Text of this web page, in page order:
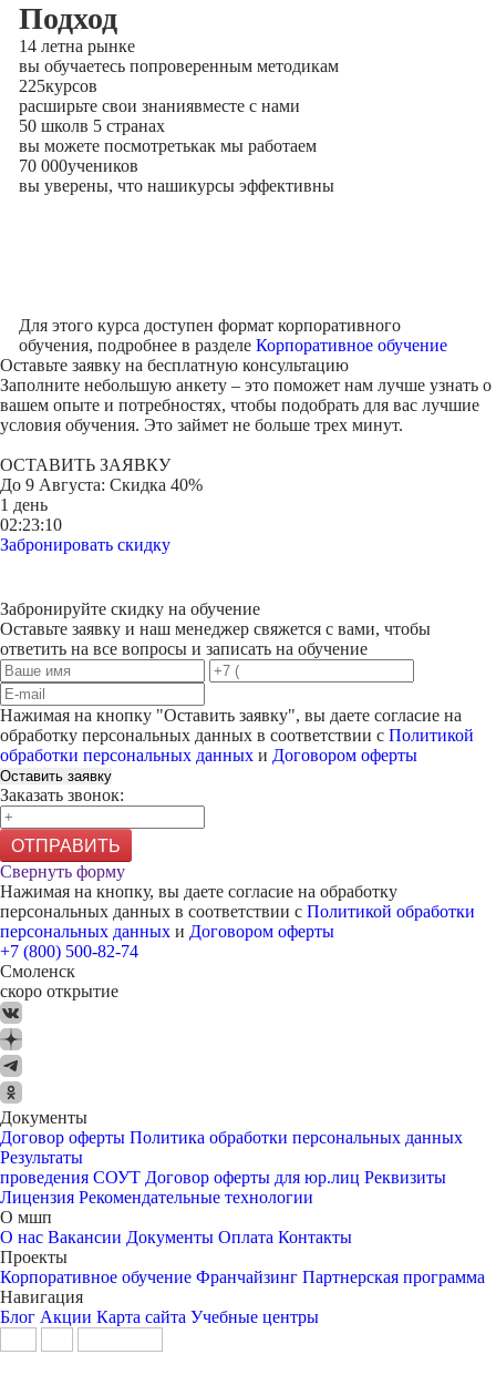
Подход
14 летна рынке
вы обучаетесь попроверенным методикам
225курсов
расширьте свои знаниявместе с нами
50 школв 5 странах
вы можете посмотретькак мы работаем
70 000учеников
вы уверены, что нашикурсы эффективны
Для этого курса доступен формат корпоративного
обучения, подробнее в разделе Корпоративное обучение
Оставьте заявку на бесплатную консультацию
Заполните небольшую анкету – это поможет нам лучше узнать о
вашем опыте и потребностях, чтобы подобрать для вас лучшие
условия обучения. Это займет не больше трех минут.
ОСТАВИТЬ ЗАЯВКУ
До 9 Августа: Скидка 40%
1 день
02:23:10
Забронировать скидку
Забронируйте скидку на обучение
Оставьте заявку и наш менеджер свяжется с вами, чтобы
ответить на все вопросы и записать на обучение
Нажимая на кнопку "Оставить заявку", вы даете согласие на
обработку персональных данных в соответствии с Политикой
обработки персональных данных и Договором оферты
Оставить заявку
Заказать звонок:
ОТПРАВИТЬ
Свернуть форму
Нажимая на кнопку, вы даете согласие на обработку
персональных данных в соответствии с Политикой обработки
персональных данных и Договором оферты
+7 (800) 500-82-74
Смоленск
скоро открытие
Документы
Договор оферты Политика обработки персональных данных
Результаты
проведения СОУТ Договор оферты для юр.лиц Реквизиты
Лицензия Рекомендательные технологии
О мшп
О нас Вакансии Документы Оплата Контакты
Проекты
Корпоративное обучение Франчайзинг Партнерская программа
Навигация
Блог Акции Карта сайта Учебные центры